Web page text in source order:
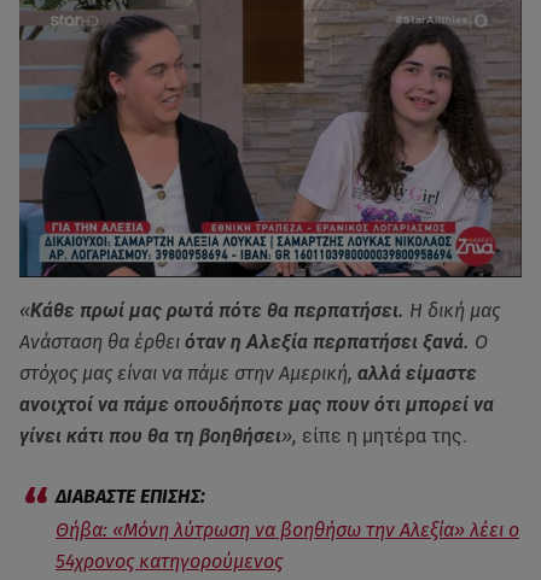
«Κάθε πρωί μας ρωτά πότε θα περπατήσει. Η δική μας
Ανάσταση θα έρθει όταν η Αλεξία περπατήσει ξανά. Ο
στόχος μας είναι να πάμε στην Αμερική, αλλά είμαστε
ανοιχτοί να πάμε οπουδήποτε μας πουν ότι μπορεί να
γίνει κάτι που θα τη βοηθήσει», είπε η μητέρα της.
Θήβα: «Μόνη λύτρωση να βοηθήσω την Αλεξία» λέει ο
54χρονος κατηγορούμενος